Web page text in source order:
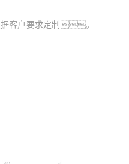
据客户要求定制。